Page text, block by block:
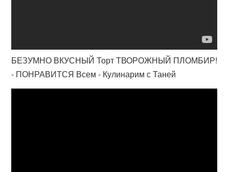
БЕЗУМНО ВКУСНЫЙ Торт ТВОРОЖНЫЙ ПЛОМБИР!
- ПОНРАВИТСЯ Всем - Кулинарим с Таней